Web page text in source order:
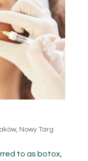
, Nowy Targ
to as botox,